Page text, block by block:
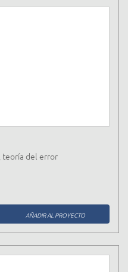
teoría del error
AÑADIR AL PROYECTO